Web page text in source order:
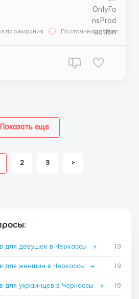
мониторинг живучести
Dolphin/AdsPower. 🕒 График: 2
проживания Постоянная работа
2 3 >
Показать еще
:
для девушек в Черкассы → 19
для женщин в Черкассы → 19
для украинцев в Черкассы → 18